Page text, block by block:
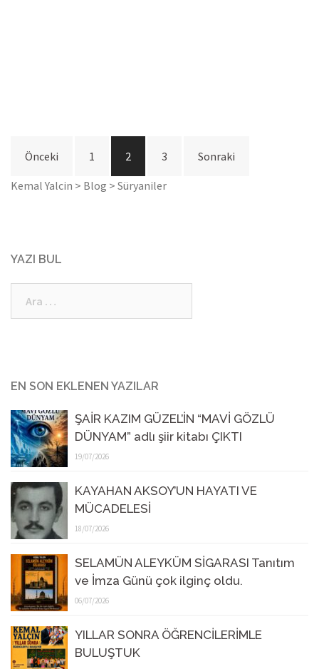
Yazı
Önceki 1 2 3 Sonraki
Kemal Yalcin > Blog > Süryaniler
YAZI BUL
EN SON EKLENEN YAZILAR
ŞAİR KAZIM GÜZEL’İN “MAVİ GÖZLÜ
DÜNYAM” adlı şiir kitabı ÇIKTI
19/07/2026
KAYAHAN AKSOY’UN HAYATI VE
MÜCADELESİ
18/07/2026
SELAMÜN ALEYKÜM SİGARASI Tanıtım
ve İmza Günü çok ilginç oldu.
06/07/2026
YILLAR SONRA ÖĞRENCİLERİMLE
BULUŞTUK